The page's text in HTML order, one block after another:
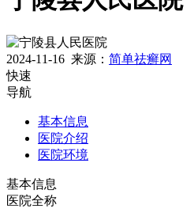
2024-11-16 来源： 简单祛癣网
快速
导航
基本信息
医院介绍
医院环境
基本信息
医院全称